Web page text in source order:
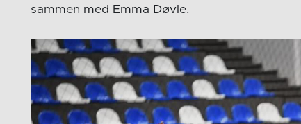
sammen med Emma Døvle.